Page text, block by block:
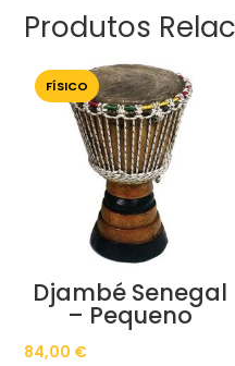
Produtos
FÍSICO
Djambé Senegal
– Pequeno
84,00 €